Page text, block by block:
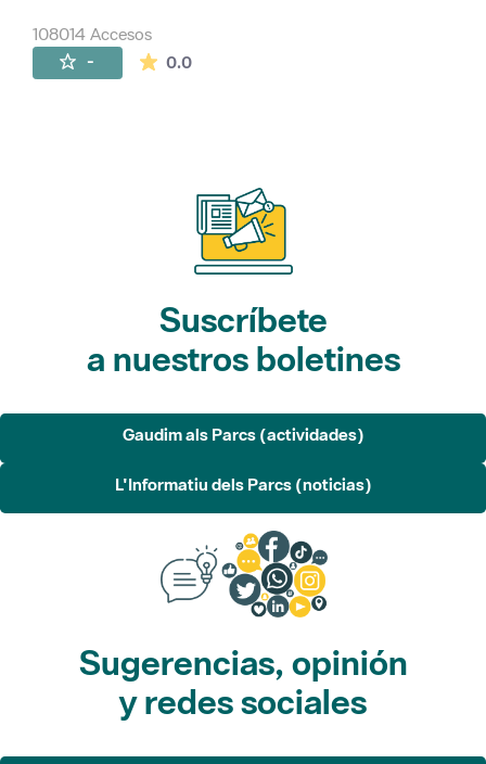
108014 Accesos
- 0.0La valoración media es de 0 estrellas de
Suscríbete
a nuestros boletines
Gaudim als Parcs (actividades)
L'Informatiu dels Parcs (noticias)
Sugerencias, opinión
y redes sociales